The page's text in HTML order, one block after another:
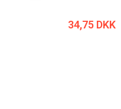
34,75 DKK